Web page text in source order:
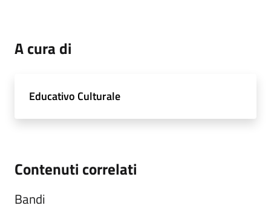
A cura di
Educativo Culturale
Contenuti correlati
Bandi